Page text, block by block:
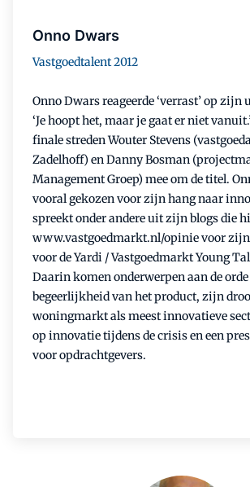
Onno Dwars
Vastgoedtalent 2012
Onno Dwars reageerde ‘verrast’ op
‘Je hoopt het, maar je gaat er niet
finale streden Wouter Stevens
Zadelhoff) en Danny Bosman
Management Groep) mee om de titel.
vooral gekozen voor zijn hang naar
spreekt onder andere uit zijn blogs die
www.vastgoedmarkt.nl/opinie voor
voor de Yardi / Vastgoedmarkt Young
Daarin komen onderwerpen aan de
begeerlijkheid van het product, zijn
woningmarkt als meest innovatieve
op innovatie tijdens de crisis en een
voor opdrachtgevers.